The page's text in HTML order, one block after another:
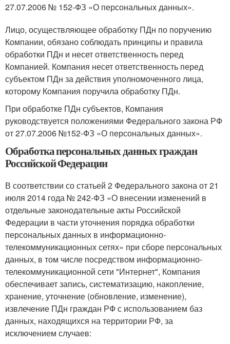
27.07.2006 № 152-ФЗ «О персональных данных».
Лицо, осуществляющее обработку ПДн по поручению
Компании, обязано соблюдать принципы и правила
обработки ПДн и несет ответственность перед
Компанией. Компания несет ответственность перед
субъектом ПДн за действия уполномоченного лица,
которому Компания поручила обработку ПДн.
При обработке ПДн субъектов, Компания
руководствуется положениями Федерального закона РФ
от 27.07.2006 №152-ФЗ «О персональных данных».
Обработка персональных данных граждан
Российской Федерации
В соответствии со статьей 2 Федерального закона от 21
июля 2014 года № 242-ФЗ «О внесении изменений в
отдельные законодательные акты Российской
Федерации в части уточнения порядка обработки
персональных данных в информационно-
телекоммуникационных сетях» при сборе персональных
данных, в том числе посредством информационно-
телекоммуникационной сети "Интернет", Компания
обеспечивает запись, систематизацию, накопление,
хранение, уточнение (обновление, изменение),
извлечение ПДн граждан РФ с использованием баз
данных, находящихся на территории РФ, за
исключением случаев: